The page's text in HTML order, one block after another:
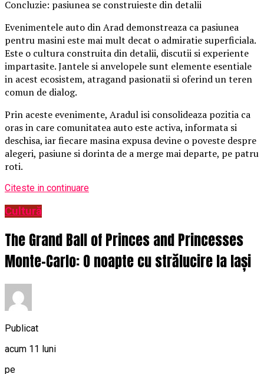
Concluzie: pasiunea se construieste din detalii
Evenimentele auto din Arad demonstreaza ca pasiunea
pentru masini este mai mult decat o admiratie superficiala.
Este o cultura construita din detalii, discutii si experiente
impartasite. Jantele si anvelopele sunt elemente esentiale
in acest ecosistem, atragand pasionatii si oferind un teren
comun de dialog.
Prin aceste evenimente, Aradul isi consolideaza pozitia ca
oras in care comunitatea auto este activa, informata si
deschisa, iar fiecare masina expusa devine o poveste despre
alegeri, pasiune si dorinta de a merge mai departe, pe patru
roti.
Citeste in continuare
Cultură
The Grand Ball of Princes and Princesses
Monte-Carlo: O noapte cu strălucire la Iași
Publicat
acum 11 luni
pe